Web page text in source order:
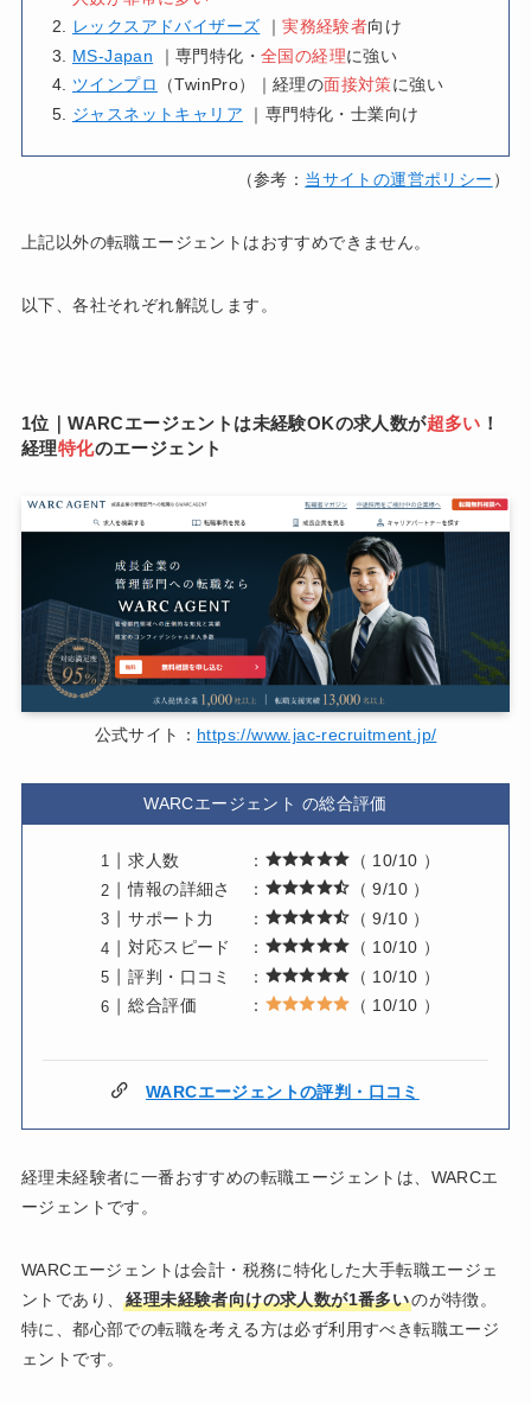
レックスアドバイザーズ ｜実務経験者向け
MS-Japan ｜専門特化・ 全国の経理に強い
ツインプロ
（TwinPro）｜経理の面接対策に強い
ジャスネットキャリア ｜専門特化・士業向け
（参考： 当サイトの運営ポリシー ）
上記以外の転職エージェントはおすすめできません。
以下、各社それぞれ解説します。
1位｜WARCエージェントは未経験OKの求人数が超多い ！
経理特化のエージェント
公式サイト： https://www.jac-recruitment.jp/
WARCエージェント の総合評価
求人数 ：
（ 10/10 ）
情報の詳細さ ：
（ 9/10 ）
サポート力 ：
（ 9/10 ）
対応スピード ：
（ 10/10 ）
評判・口コミ ：
（ 10/10 ）
総合評価 ：
（ 10/10 ）
WARCエージェントの評判・口コミ
経理未経験者に一番おすすめの転職エージェントは、WARCエ
ージェントです。
WARCエージェントは会計・税務に特化した大手転職エージェ
ントであり、経理未経験者向けの求人数が1番多いのが特徴。
特に、都心部での転職を考える方は必ず利用すべき転職エージ
ェントです。